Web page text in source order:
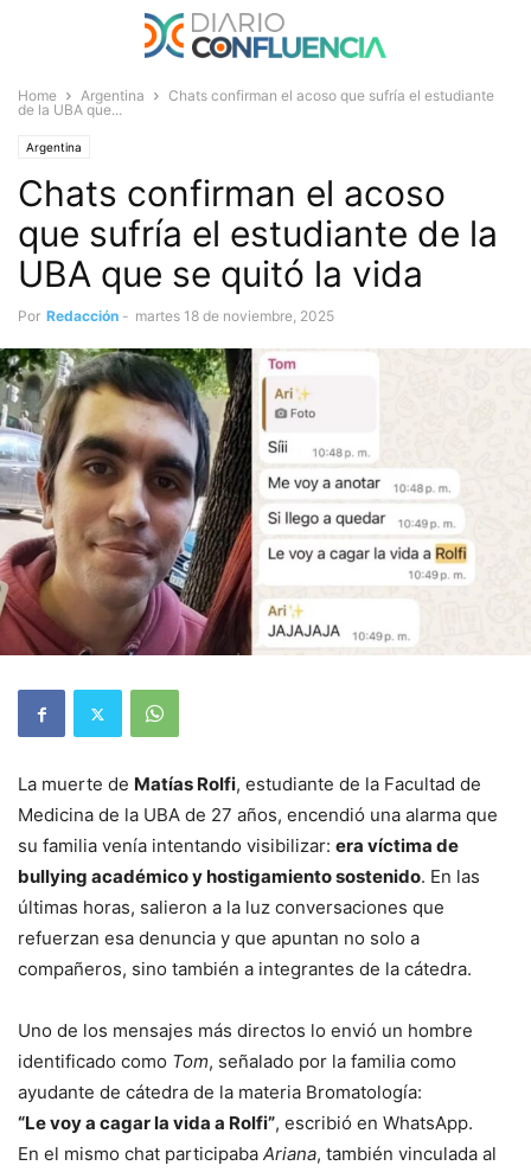
Home Argentina
Chats confirman el acoso que sufría el estudiante
de la UBA que...
Argentina
Chats confirman el acoso
que sufría el estudiante de la
UBA que se quitó la vida
Por Redacción - martes 18 de noviembre, 2025
La muerte de Matías Rolfi, estudiante de la Facultad de
Medicina de la UBA de 27 años, encendió una alarma que
su familia venía intentando visibilizar: era víctima de
bullying académico y hostigamiento sostenido. En las
últimas horas, salieron a la luz conversaciones que
refuerzan esa denuncia y que apuntan no solo a
compañeros, sino también a integrantes de la cátedra.
Uno de los mensajes más directos lo envió un hombre
identificado como Tom, señalado por la familia como
ayudante de cátedra de la materia Bromatología:
“Le voy a cagar la vida a Rolfi”, escribió en WhatsApp.
En el mismo chat participaba Ariana, también vinculada al